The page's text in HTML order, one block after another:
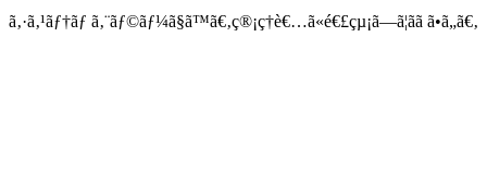
ã‚·ã‚¹ãƒ†ãƒ ã‚¨ãƒ©ãƒ¼ã§ã™ã€‚ç®¡ç†è€…ã«é€£çµ¡ã—ã¦ãã ã•ã„ã€‚